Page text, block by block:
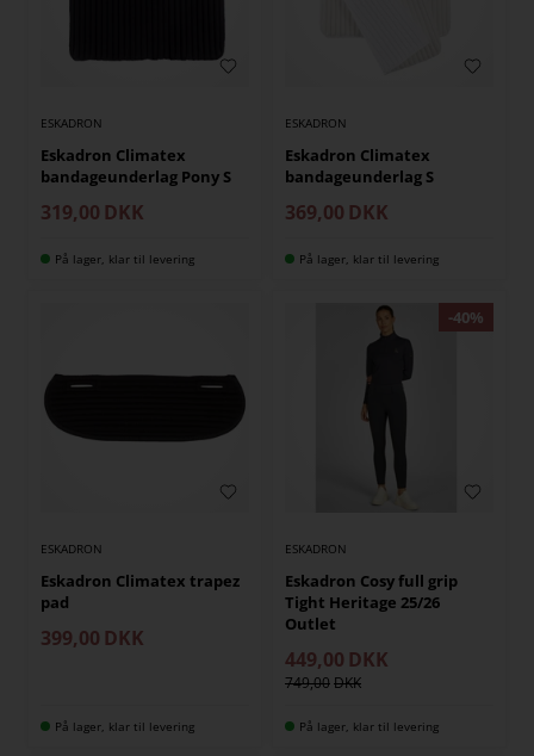
ESKADRON
Eskadron Climatex
bandageunderlag Pony S
319,00 DKK
På lager, klar til levering
ESKADRON
Eskadron Climatex
bandageunderlag S
369,00 DKK
På lager, klar til levering
ESKADRON
Eskadron Climatex trapez
pad
399,00 DKK
På lager, klar til levering
ESKADRON
Eskadron Cosy full grip
Tight Heritage 25/26
Outlet
449,00 DKK
749,00
På lager, klar til levering